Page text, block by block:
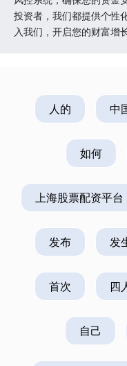
投资者，我们都提供个性
入我们，开启您的财富增
人的 中
如何
上海股票配资平台
发布 发
首次 四
自己